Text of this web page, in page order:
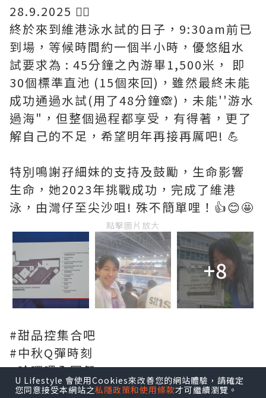
28.9.2025 🏊‍♀️
終於來到維港泳水試的日子，9:30am前已
到場，等候時間約一個半小時，優悠組水
試要求為 : 45分鐘之內游畢1,500米， 即
30個標準直池 (15個來回)，雖然最終未能
成功通過水試(用了48分鐘🙈)，未能''游水
過海"，但整個過程都享受，有得著，更了
解自己的不足，希望明年再接再厲吧! 💪
特別鳴謝孖細妹的支持及鼓勵，生命影響
生命，她2023年挑戰成功，完成了維港
泳，由灣仔至尖沙咀! 殊不簡單哩！👍😊🤩
點擊圖片放大
+8
#甜品控集合吧
#中秋Q彈時刻
#哈囉喂全園祭
U Lifestyle 會使用Cookies來改善您的網站體驗，請確定
您同意接受本網站之私隱政策和使用條款才可繼續瀏覽。